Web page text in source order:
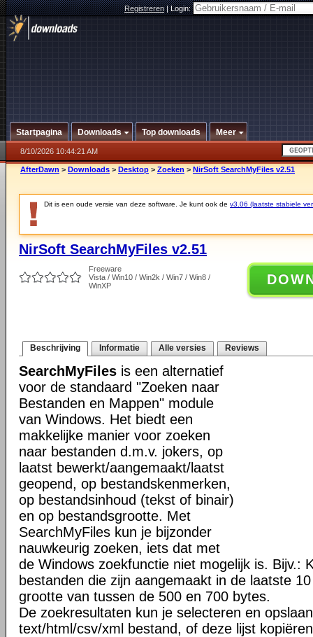
Registreren|Login:
Startpagina Downloads Top downloads Meer
8/10/2026 10:44:21 AM
AfterDawn > Downloads > Desktop > Zoeken > NirSoft SearchMyFiles v2.51
Dit is een oude versie van deze software. Je kunt ook de v3.06 (laatste stabiele
NirSoft SearchMyFiles v2.51
Freeware
Vista / Win10 / Win2k / Win7 / Win8 /
WinXP
Beschrijving Informatie Alle versies Reviews
SearchMyFiles is een alternatief
voor de standaard "Zoeken naar
Bestanden en Mappen" module
van Windows. Het biedt een
makkelijke manier voor zoeken
naar bestanden d.m.v. jokers, op
laatst bewerkt/aangemaakt/laatst
geopend, op bestandskenmerken,
op bestandsinhoud (tekst of binair)
en op bestandsgrootte. Met
SearchMyFiles kun je bijzonder
nauwkeurig zoeken, iets dat met
de Windows zoekfunctie niet mogelijk is. Bijv.:
bestanden die zijn aangemaakt in de laatste
grootte van tussen de 500 en 700 bytes.
De zoekresultaten kun je selecteren en
text/html/csv/xml bestand, of deze lijst